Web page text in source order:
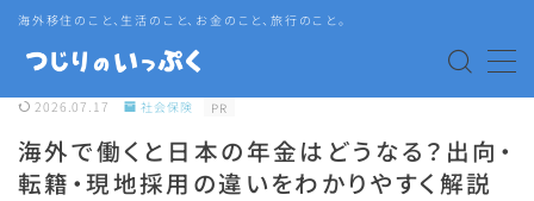
海外移住のこと、生活のこと、お金のこと、旅行のこと。
MENU
海外赴任・帯同
2026.07.17 社会保険 PR
海外で働くと日本の年金はどうなる？出向・
転籍・現地採用の違いをわかりやすく解説